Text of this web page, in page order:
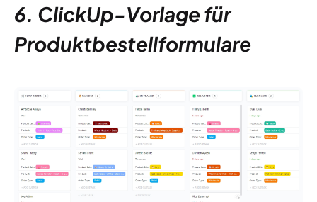
6. ClickUp-Vorlage für
Produktbestellformulare